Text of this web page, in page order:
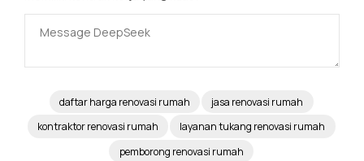
daftar harga renovasi rumah
jasa renovasi rumah
kontraktor renovasi rumah
layanan tukang renovasi rumah
pemborong renovasi rumah